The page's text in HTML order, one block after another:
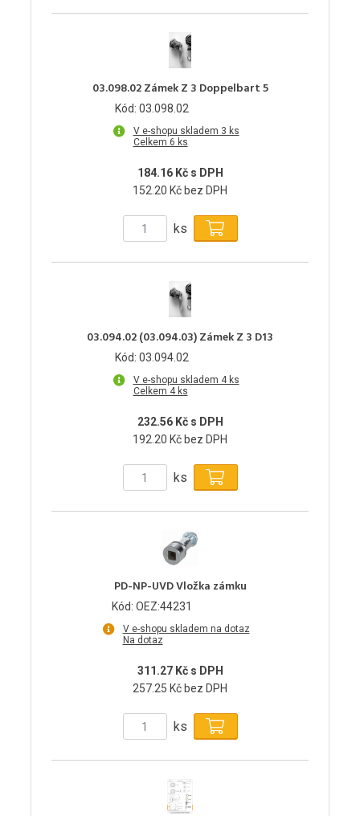
03.098.02 Zámek Z 3 Doppelbart 5
Kód: 03.098.02
V e-shopu skladem 3 ks
Celkem 6 ks
184.16 Kč s DPH
152.20 Kč bez DPH
ks
03.094.02 (03.094.03) Zámek Z 3 D13
Kód: 03.094.02
V e-shopu skladem 4 ks
Celkem 4 ks
232.56 Kč s DPH
192.20 Kč bez DPH
ks
PD-NP-UVD Vložka zámku
Kód: OEZ:44231
V e-shopu skladem na dotaz
Na dotaz
311.27 Kč s DPH
257.25 Kč bez DPH
ks